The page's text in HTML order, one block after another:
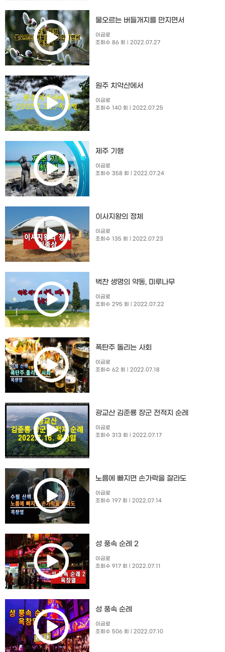
물오르는 버들개지를 만지면서
이금로
조회수 86 회
| 2022.07.27
원주 치악산에서
이금로
조회수 140 회
| 2022.07.25
제주 기행
이금로
조회수 358 회
| 2022.07.24
이사지왕의 정체
이금로
조회수 135 회
| 2022.07.23
벅찬 생명의 약동, 미루나무
이금로
조회수 295 회
| 2022.07.22
폭탄주 돌리는 사회
이금로
조회수 62 회
| 2022.07.18
광교산 김준룡 장군 전적지 순례
이금로
조회수 313 회
| 2022.07.17
노름에 빠지면 손가락을 잘라도
이금로
조회수 197 회
| 2022.07.14
성 풍속 순례 2
이금로
조회수 917 회
| 2022.07.11
성 풍속 순례
이금로
조회수 506 회
| 2022.07.10